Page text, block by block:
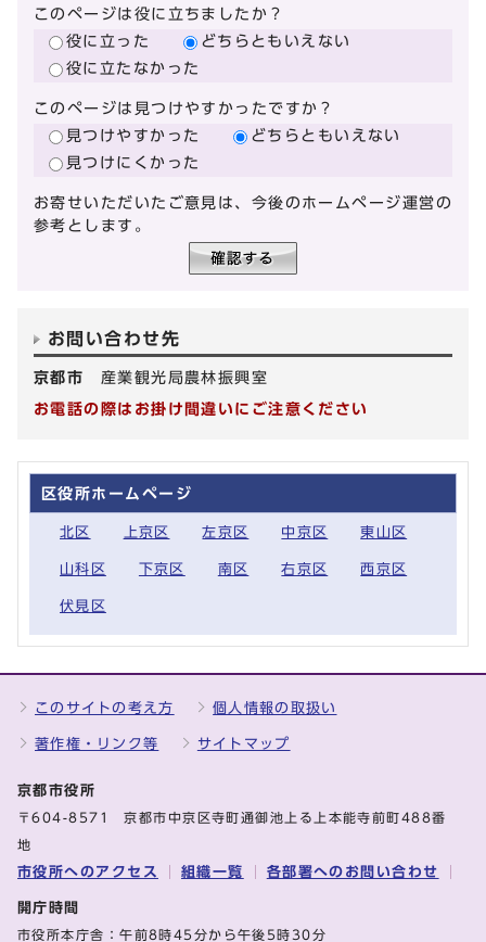
このページは役に立ちましたか？
役に立った
どちらともいえない
役に立たなかった
このページは見つけやすかったですか？
見つけやすかった
どちらともいえない
見つけにくかった
お寄せいただいたご意見は、今後のホームページ運営の
参考とします。
お問い合わせ先
京都市 産業観光局農林振興室
お電話の際はお掛け間違いにご注意ください
区役所ホームページ
北区 上京区 左京区 中京区 東山区
山科区 下京区 南区 右京区 西京区
伏見区
このサイトの考え方 個人情報の取扱い
著作権・リンク等 サイトマップ
京都市役所
〒604-8571 京都市中京区寺町通御池上る上本能寺前町488番
地
市役所へのアクセス 組織一覧 各部署へのお問い合わせ
開庁時間
市役所本庁舎：午前8時45分から午後5時30分